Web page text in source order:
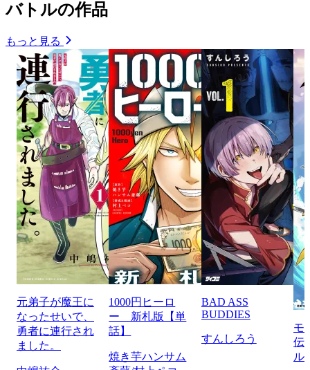
バトルの作品
もっと見る
元弟子が魔王に
なったせいで、
勇者に連行され
ました。
1000円ヒーロ
ー 新札版【単
話】
焼き芋ハンサム
BAD ASS
BUDDIES
すんしろう
モ
伝
ル